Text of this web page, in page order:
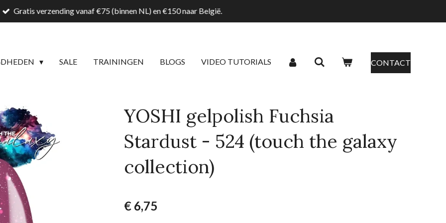
Gratis verzending vanaf €75 (binnen NL) en €150 naar België.
SALE TRAININGEN BLOGS VIDEO TUTORIALS CONTACT
YOSHI gelpolish Fuchsia
Stardust - 524 (touch the galaxy
collection)
€ 6,75